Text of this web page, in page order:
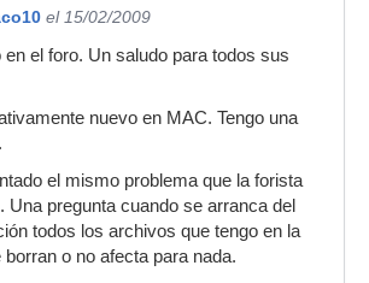
el 15/02/2009
en el foro. Un saludo para todos sus
nuevo en MAC. Tengo una
el mismo problema que la forista
Una pregunta cuando se arranca del
todos los archivos que tengo en la
o no afecta para nada.